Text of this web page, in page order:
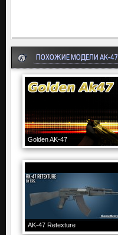
ПОХОЖИЕ МОДЕЛИ AK-47
Golden AK-47
AK-47 Retexture